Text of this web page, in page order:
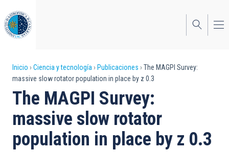
al
contenido
principal
Sobrescribir
enlaces
de
ayuda
a
Inicio Ciencia y tecnología Publicaciones
The MAGPI Survey:
massive slow rotator population in place by z 0.3
The MAGPI Survey:
massive slow rotator
population in place by z 0.3